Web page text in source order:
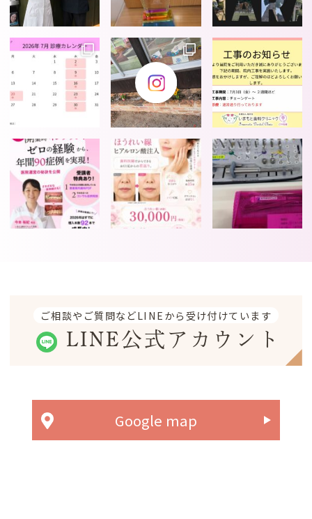
ご相談やご質問などLINEから受け付けています
LINE公式アカウント
Google map